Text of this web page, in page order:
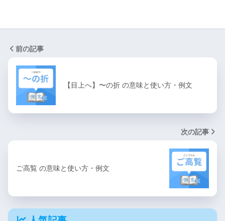
前の記事
【目上へ】〜の折 の意味と使い方・例文
次の記事
ご高覧 の意味と使い方・例文